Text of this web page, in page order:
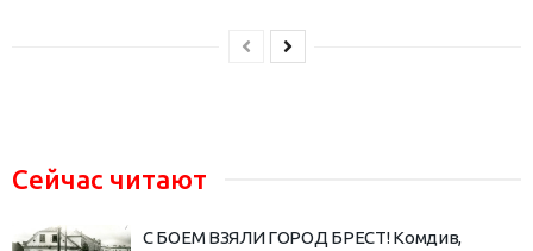
Сейчас читают
С БОЕМ ВЗЯЛИ ГОРОД БРЕСТ! Комдив,